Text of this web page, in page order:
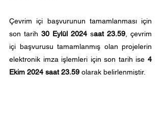
Çevrim içi başvurunun tamamlanması için
son tarih 30 Eylül 2024 saat 23.59 , çevrim
içi başvurusu tamamlanmış olan projelerin
elektronik imza işlemleri için son tarih ise 4
Ekim 2024 saat 23.59 olarak belirlenmiştir.